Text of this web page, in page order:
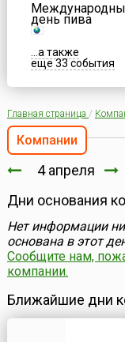
день пива
...а также
еще 33 события
Главная страница /
Компании
4 апреля
Дни основания
Нет информации
основана в этот
Сообщите нам,
компании.
Ближайшие дни